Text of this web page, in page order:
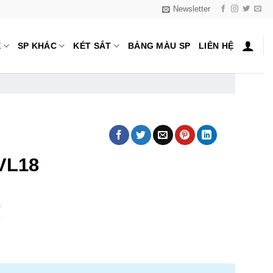
Newsletter
SP KHÁC KÉT SẮT BẢNG MÀU SP LIÊN HỆ